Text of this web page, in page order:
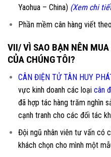
Yaohua – China) (Xem chi
Phần mềm cân hàng viết
VII/ VÌ SAO BẠN NÊN
CỦA CHÚNG TÔI?
CÂN ĐIỆN TỬ TÂN HUY
vực kinh doanh các loại cân
đã hợp tác hàng trăm nghìn
cạnh tranh cho các đối tác
Đội ngũ nhân viên tư vấn có
khách chọn cho mình một